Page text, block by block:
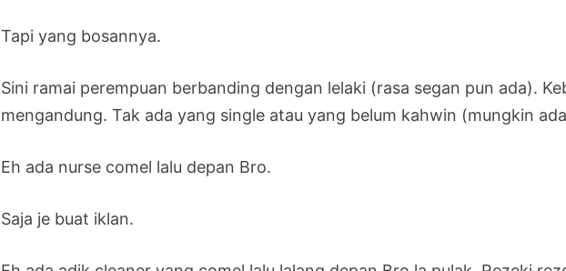
Tapi yang bosannya.
Sini ramai perempuan berbanding dengan lelaki (rasa segan pun ada).
mengandung. Tak ada yang single atau yang belum kahwin (mungkin
Eh ada nurse comel lalu depan Bro.
Saja je buat iklan.